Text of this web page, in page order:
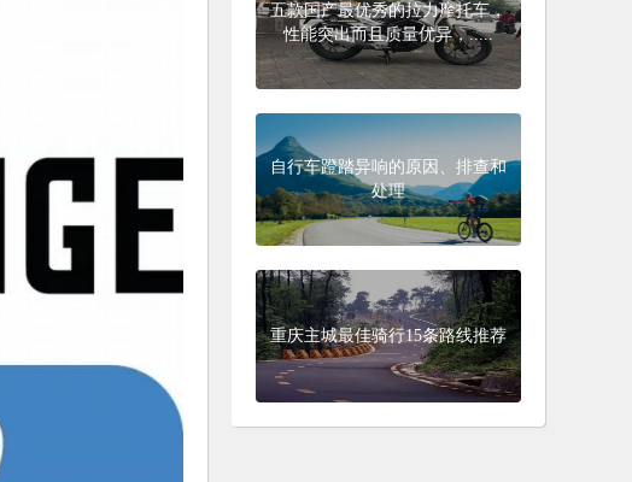
五款国产最优秀的拉力摩托车，
性能突出而且质量优异，.....
自行车蹬踏异响的原因、排查和
处理
重庆主城最佳骑行15条路线推荐